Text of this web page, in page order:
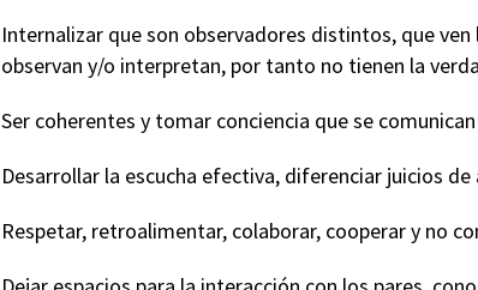
Internalizar que son observadores distintos, que
observan y/o interpretan, por tanto no tienen la
Ser coherentes y tomar conciencia que se
Desarrollar la escucha efectiva, diferenciar juicios
Respetar, retroalimentar, colaborar, cooperar y no